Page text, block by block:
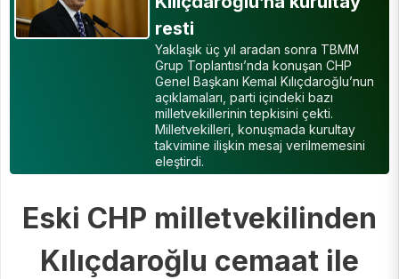
resti
Yaklaşık üç yıl aradan sonra TBMM
Grup Toplantısı’nda konuşan CHP
Genel Başkanı Kemal Kılıçdaroğlu’nun
açıklamaları, parti içindeki bazı
milletvekillerinin tepkisini çekti.
Milletvekilleri, konuşmada kurultay
takvimine ilişkin mesaj verilmemesini
eleştirdi.
Eski CHP milletvekilinden
Kılıçdaroğlu cemaat ile